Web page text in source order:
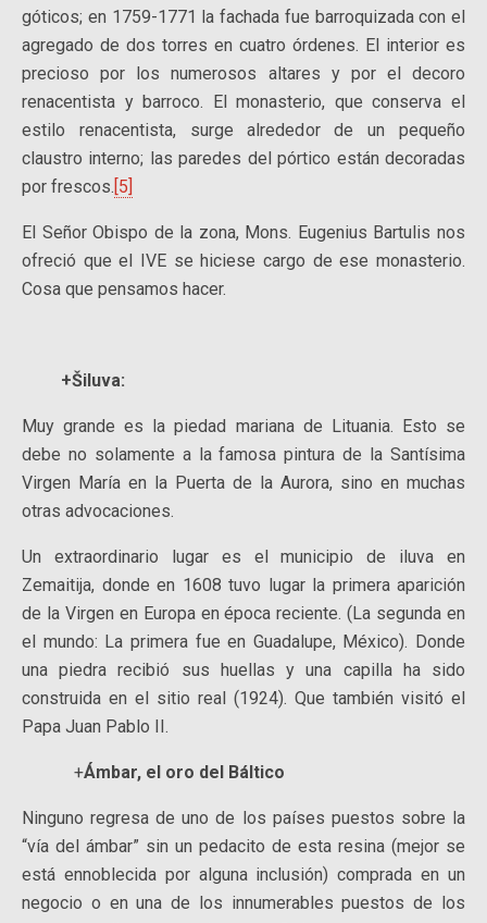
góticos; en 1759-1771 la fachada fue barroquizada con el
agregado de dos torres en cuatro órdenes. El interior es
precioso por los numerosos altares y por el decoro
renacentista y barroco. El monasterio, que conserva el
estilo renacentista, surge alrededor de un pequeño
claustro interno; las paredes del pórtico están decoradas
por frescos.[5]
El Señor Obispo de la zona, Mons. Eugenius Bartulis nos
ofreció que el IVE se hiciese cargo de ese monasterio.
Cosa que pensamos hacer.
+Šiluva:
Muy grande es la piedad mariana de Lituania. Esto se
debe no solamente a la famosa pintura de la Santísima
Virgen María en la Puerta de la Aurora, sino en muchas
otras advocaciones.
Un extraordinario lugar es el municipio de iluva en
Zemaitija, donde en 1608 tuvo lugar la primera aparición
de la Virgen en Europa en época reciente. (La segunda en
el mundo: La primera fue en Guadalupe, México). Donde
una piedra recibió sus huellas y una capilla ha sido
construida en el sitio real (1924). Que también visitó el
Papa Juan Pablo II.
+Ámbar, el oro del Báltico
Ninguno regresa de uno de los países puestos sobre la
“vía del ámbar” sin un pedacito de esta resina (mejor se
está ennoblecida por alguna inclusión) comprada en un
negocio o en una de los innumerables puestos de los